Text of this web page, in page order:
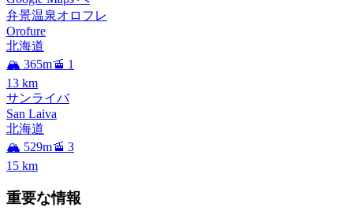
弁景温泉オロフレ
Orofure
北海道
🏔️ 365m🚡 1
13 km
サンライバ
San Laiva
北海道
🏔️ 529m🚡 3
15 km
重要な情報